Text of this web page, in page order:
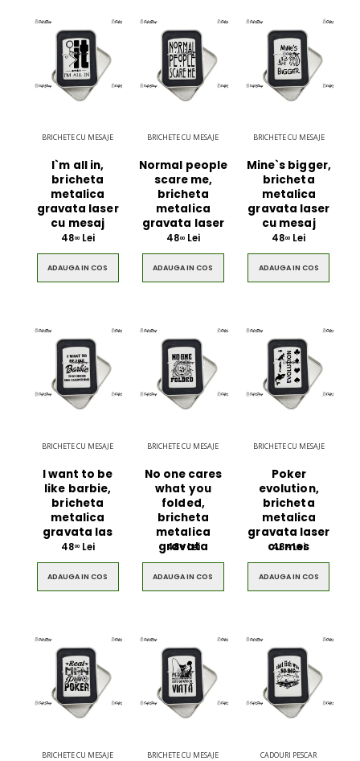
BRICHETE CU MESAJE
I`m all in,
bricheta
metalica
gravata laser
cu mesaj
4800Lei
ADAUGA IN COS
BRICHETE CU MESAJE
Normal people
scare me,
bricheta
metalica
gravata laser
4800Lei
ADAUGA IN COS
BRICHETE CU MESAJE
Mine`s bigger,
bricheta
metalica
gravata laser
cu mesaj
4800 Lei
ADAUGA IN COS
BRICHETE CU MESAJE
I want to be
like barbie,
bricheta
metalica
gravata las
4800Lei
ADAUGA IN COS
BRICHETE CU MESAJE
No one cares
what you
folded,
bricheta
metalica
gravata
4800Lei
ADAUGA IN COS
BRICHETE CU MESAJE
Poker
evolution,
bricheta
metalica
gravata laser
cu mes
48 00Lei
ADAUGA IN COS
BRICHETE CU MESAJE BRICHETE CU MESAJE CADOURI PESCAR